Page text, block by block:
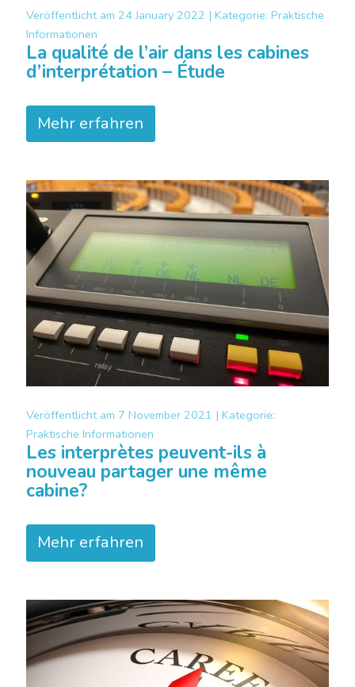
Veröffentlicht am 24 January 2022 | Kategorie: Praktische
Informationen
La qualité de l’air dans les cabines
d’interprétation – Étude
Mehr erfahren
Veröffentlicht am 7 November 2021 | Kategorie:
Praktische Informationen
Les interprètes peuvent-ils à
nouveau partager une même
cabine?
Mehr erfahren